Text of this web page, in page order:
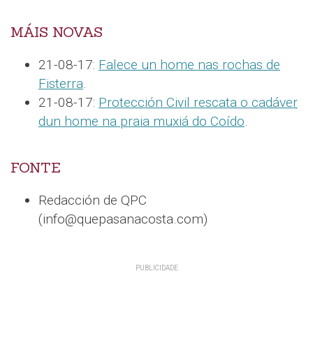
MÁIS NOVAS
21-08-17: Falece un home nas rochas de
Fisterra.
21-08-17: Protección Civil rescata o cadáver
dun home na praia muxiá do Coído.
FONTE
Redacción de QPC
(info@quepasanacosta.com)